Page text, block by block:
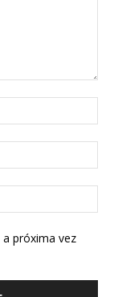
próxima vez